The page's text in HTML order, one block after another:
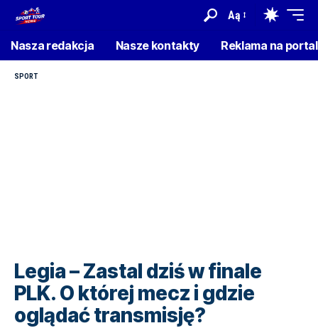
Aą
Nasza redakcja Nasze kontakty Reklama na
SPORT
Legia – Zastal dziś w finale
PLK. O której mecz i gdzie
oglądać transmisję?